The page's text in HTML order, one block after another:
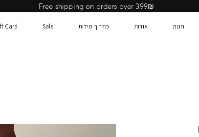
Free shipping on orders over 399₪
חנות אודות מדריך מידות Sale
Card